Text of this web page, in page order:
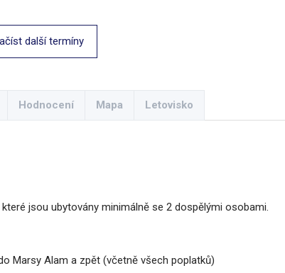
další termíny
Hodnocení Mapa Letovisko
jsou ubytovány minimálně se 2 dospělými osobami.
Marsy Alam a zpět (včetně všech poplatků)